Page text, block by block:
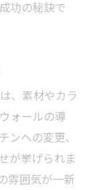
功の秘訣で
、素材やカラ
ォールの導
ンへの変更、
が挙げられま
雰囲気が一新